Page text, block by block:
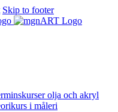
Skip to footer
olja och akryl
i måleri